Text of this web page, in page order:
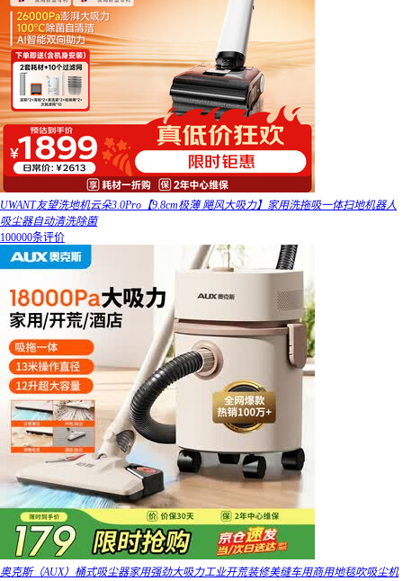
UWANT友望洗地机云朵3.0Pro【9.8cm极薄 飓风大吸力】家用洗拖吸一体扫地机器人
吸尘器自动清洗除菌
100000条评价
奥克斯（AUX）桶式吸尘器家用强劲大吸力工业开荒装修美缝车用商用地毯吹吸尘机